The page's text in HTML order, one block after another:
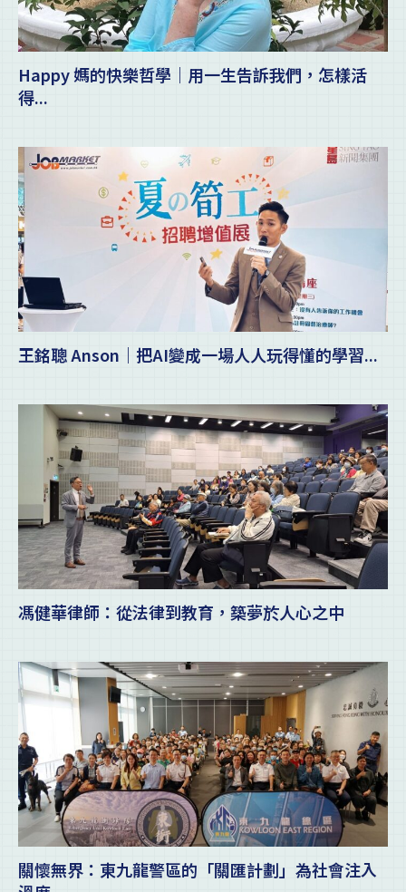
Happy 媽的快樂哲學｜用一生告訴我們，怎樣活
得...
王銘聰 Anson｜把AI變成一場人人玩得懂的學習...
馮健華律師：從法律到教育，築夢於人心之中
關懷無界：東九龍警區的「關匯計劃」為社會注入